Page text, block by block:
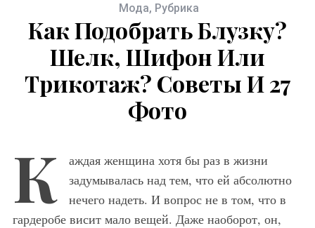
Мода, Рубрика
Как Подобрать Блузку?
Шелк, Шифон Или
Трикотаж? Советы И 27
Фото
К
аждая женщина хотя бы раз в жизни
задумывалась над тем, что ей абсолютно
нечего надеть. И вопрос не в том, что в
гардеробе висит мало вещей. Даже наоборот, он,